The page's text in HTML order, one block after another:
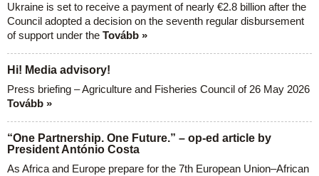
Ukraine is set to receive a payment of nearly €2.8 billion after the
Council adopted a decision on the seventh regular disbursement
of support under the Tovább »
Hi! Media advisory!
Press briefing – Agriculture and Fisheries Council of 26 May 2026
Tovább »
“One Partnership. One Future.” – op-ed article by
President António Costa
As Africa and Europe prepare for the 7th European Union–African